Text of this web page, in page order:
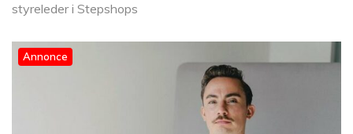
styreleder i Stepshops
Annonce